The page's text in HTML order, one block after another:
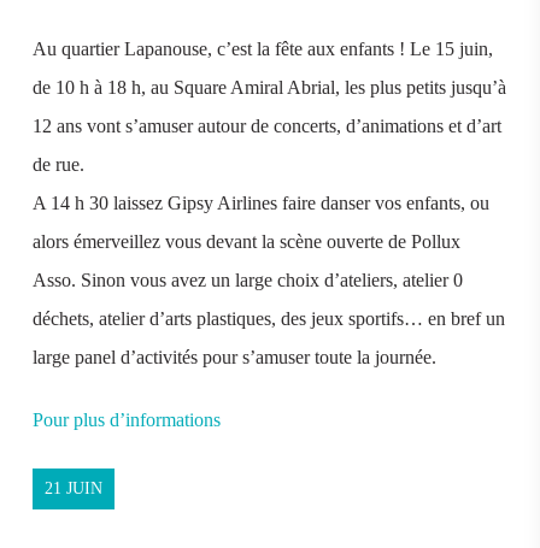
Au quartier Lapanouse, c’est la fête aux enfants ! Le 15 juin,
de 10 h à 18 h, au Square Amiral Abrial, les plus petits jusqu’à
12 ans vont s’amuser autour de concerts, d’animations et d’art
de rue.
A 14 h 30 laissez Gipsy Airlines faire danser vos enfants, ou
alors émerveillez vous devant la scène ouverte de Pollux
Asso. Sinon vous avez un large choix d’ateliers, atelier 0
déchets, atelier d’arts plastiques, des jeux sportifs… en bref un
large panel d’activités pour s’amuser toute la journée.
Pour plus d’informations
21 JUIN